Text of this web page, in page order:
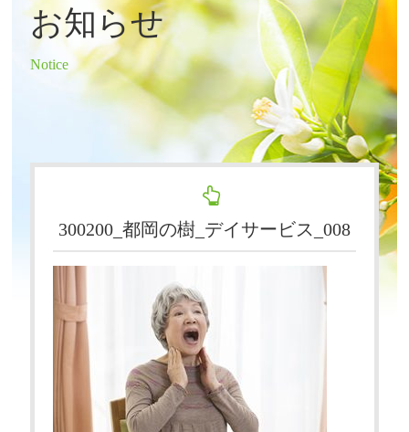
お知らせ
Notice
300200_都岡の樹_デイサービス_008